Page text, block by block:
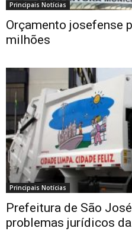
Principais Notícias
Orçamento josefense
milhões
Principais Notícias
Prefeitura de São
problemas jurídicos